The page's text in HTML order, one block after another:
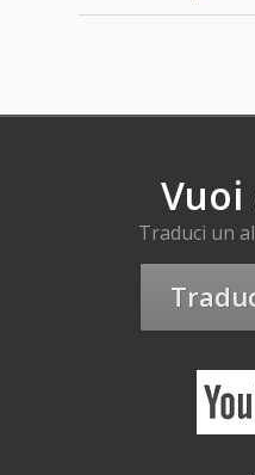
Vuoi
Traduci un